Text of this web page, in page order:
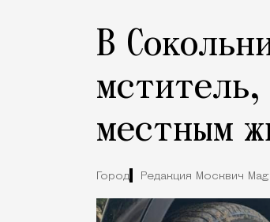
В
местным
Город Редакция Москвич Mag